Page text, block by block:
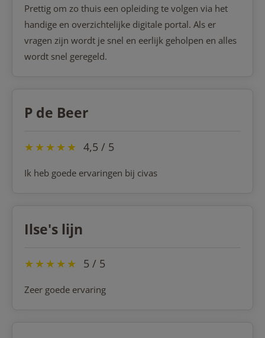
Prettig om zo thuis een opleiding te volgen via het
handige en overzichtelijke digitale portal. Als er
vragen zijn wordt je snel en eerlijk geholpen en alles
wordt snel geregeld.
P de Beer
★★★★★ 4,5 / 5
Ik heb goede ervaringen bij civas
Ilse's lijn
★★★★★ 5 / 5
Zeer goede ervaring